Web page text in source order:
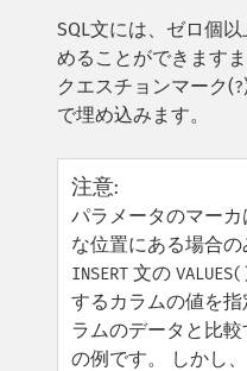
SQL文には、ゼロ個
めることができます
クエスチョンマーク(?
で埋め込みます。
注意:
パラメータのマーカ
な位置にある場合
INSERT 文の
するカラムの値を
ラムのデータと比
の例です。 しかし